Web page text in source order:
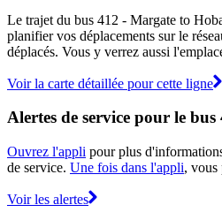
Le trajet du bus 412 - Margate to
planifier vos déplacements sur le
déplacés. Vous y verrez aussi
Voir la carte détaillée pour cette ligne
Alertes de service pour le
Ouvrez l'appli pour plus
de service. Une fois dans l'appli, vous
Voir les alertes